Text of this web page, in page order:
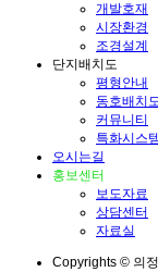
개발호재
시장환경
조경설계
단지배치도
평형안내
동호배치
커뮤니티
특화시스
오시는길
홍보센터
보도자료
상담센터
자료실
Copyrights © 의